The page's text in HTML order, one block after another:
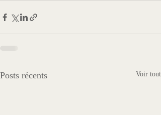
Posts récents Voir tout